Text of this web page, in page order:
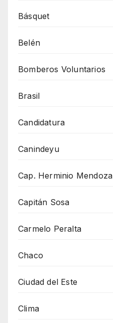
Básquet
Belén
Bomberos Voluntarios
Brasil
Candidatura
Canindeyu
Cap. Herminio Mendoza
Capitán Sosa
Carmelo Peralta
Chaco
Ciudad del Este
Clima